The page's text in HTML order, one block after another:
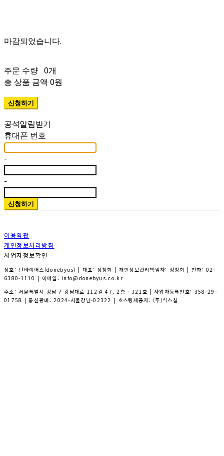
주문 수량 0개
총 상품 금액 0원
휴대폰 번호
-
-
신청하기
이용약관
개인정보처리방침
사업자정보확인
상호: 던바이어스(donebyus) | 대표: 정창희 | 개인정보관리책임자: 정창희 | 전화: 02-
6380-1110 | 이메일: info@donebyus.co.kr
주소: 서울특별시 강남구 강남대로 112길 47, 2층 - J21호 | 사업자등록번호: 358-29-
01758 | 통신판매:2024-서울강남-02322 | 호스팅제공자: (주)식스샵